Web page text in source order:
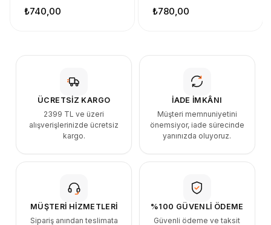
₺740,00 ₺780,00
ÜCRETSİZ KARGO
2399 TL ve üzeri
alışverişlerinizde ücretsiz
kargo.
İADE İMKÂNI
Müşteri memnuniyetini
önemsiyor, iade sürecinde
yanınızda oluyoruz.
MÜŞTERİ HİZMETLERİ
Sipariş anından teslimata
%100 GÜVENLİ ÖDEME
Güvenli ödeme ve taksit